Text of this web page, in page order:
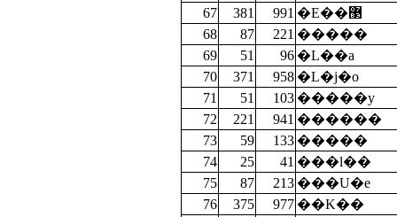
67
381 991
�E��޳
68
87 221 �����
69
51 96 �L��a
70
371 958 �L�j�o
71
51 103 �����y
72
221 941 ������
73
59 133 �����
74
25 41 ���l��
75
87 213 ���U�e
76
375 977 ��K��